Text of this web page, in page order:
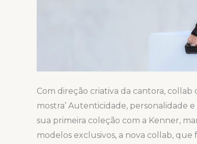
Com direção criativa da cantora,
mostra’ Autenticidade, personalidade
sua primeira coleção com a Kenner,
modelos exclusivos, a nova collab,